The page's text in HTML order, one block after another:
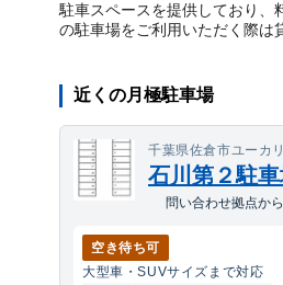
駐車スペースを提供しており、
の駐車場をご利用いただく際は
近くの月極駐車場
千葉県佐倉市ユーカ
石川第２駐
問い合わせ拠点か
空き待ち可
大型車・SUVサイズまで対応